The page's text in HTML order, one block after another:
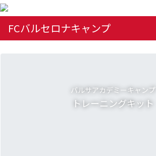
FCバルセロナキャンプ
バルサアカデミーキャンプ
トレーニングキット